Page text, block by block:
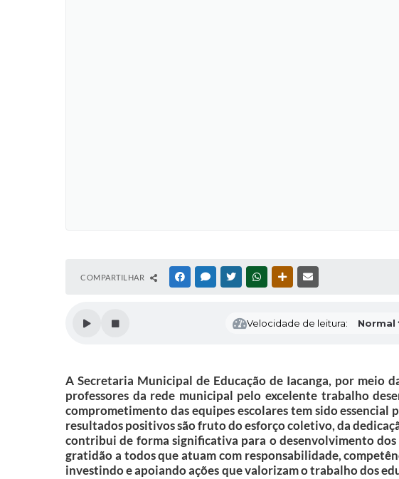
COMPARTILHAR FACEBOOKMESSENGER
TWITTERWHATSAPPOUTRAS MÍDIAS
Velocidade de leitura:
A Secretaria Municipal de Educação de Iacanga, por meio
professores da rede municipal pelo excelente trabalho
comprometimento das equipes escolares tem sido
resultados positivos são fruto do esforço coletivo, da
contribui de forma significativa para o desenvolvimento
gratidão a todos que atuam com responsabilidade,
investindo e apoiando ações que valorizam o trabalho dos